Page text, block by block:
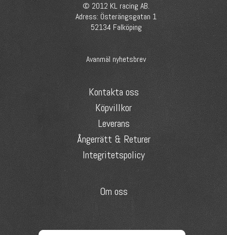
© 2012 KL racing AB.
Adress: Österängsgatan 1
52134 Falköping
Avanmäl nyhetsbrev
Kontakta oss
Köpvillkor
Leverans
Ångerrätt & Returer
Integritetspolicy
Om oss